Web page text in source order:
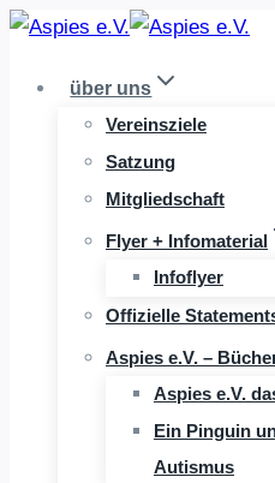
Zum
springenüber uns
Vereinsziele
Satzung
Mitgliedschaft
Flyer + Infomaterial
Infoflyer
Offizielle
Aspies e.V. –
Aspies e.V.
Ein Pinguin
Autismus